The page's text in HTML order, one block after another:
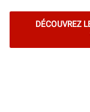
DÉCOUVREZ